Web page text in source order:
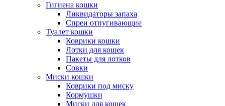
Гигиена кошки
Ликвидаторы запаха
Спреи отпугивающие
Туалет кошки
Коврики кошки
Лотки для кошек
Пакеты для лотков
Совки
Миски кошки
Коврики под миску
Кормушки
Миски для кошек